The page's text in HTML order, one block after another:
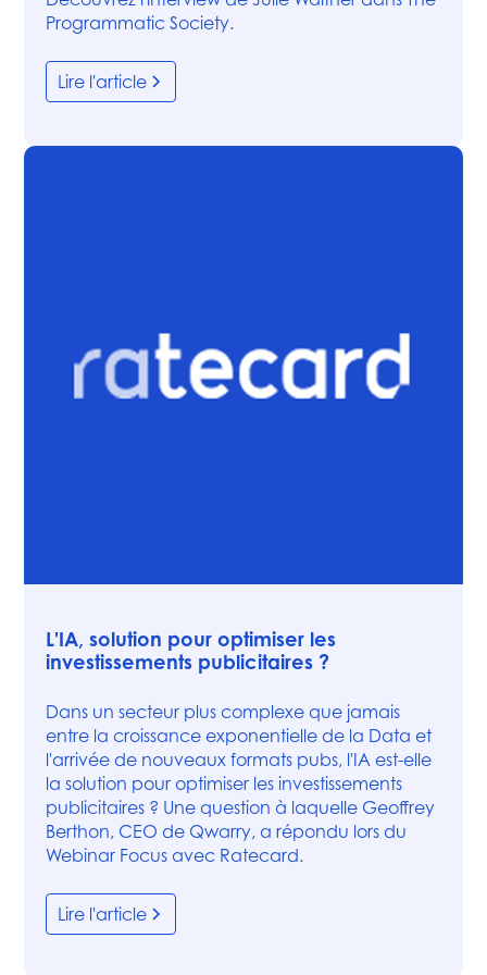
Programmatic Society.
Lire l'article
L'IA, solution pour optimiser les
investissements publicitaires ?
Dans un secteur plus complexe que jamais
entre la croissance exponentielle de la Data et
l'arrivée de nouveaux formats pubs, l'IA est-elle
la solution pour optimiser les investissements
publicitaires ? Une question à laquelle Geoffrey
Berthon, CEO de Qwarry, a répondu lors du
Webinar Focus avec Ratecard.
Lire l'article